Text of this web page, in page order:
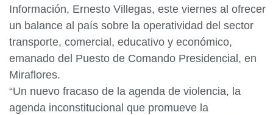
Información, Ernesto Villegas, este viernes al ofrecer
un balance al país sobre la operatividad del sector
transporte, comercial, educativo y económico,
emanado del Puesto de Comando Presidencial, en
Miraflores.
“Un nuevo fracaso de la agenda de violencia, la
agenda inconstitucional que promueve la